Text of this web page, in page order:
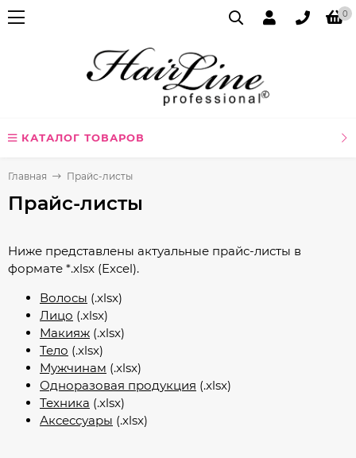
0
КАТАЛОГ ТОВАРОВ
Главная Прайс-листы
Прайс-листы
Ниже представлены актуальные прайс-листы в
формате *.xlsx (Excel).
Волосы (.xlsx)
Лицо (.xlsx)
Макияж (.xlsx)
Тело (.xlsx)
Мужчинам (.xlsx)
Одноразовая продукция (.xlsx)
Техника (.xlsx)
Аксессуары (.xlsx)